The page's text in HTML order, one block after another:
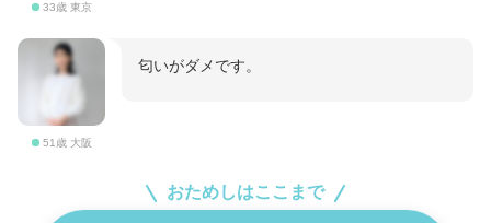
33歳 東京
51歳 大阪
匂いがダメです。
おためしはここまで